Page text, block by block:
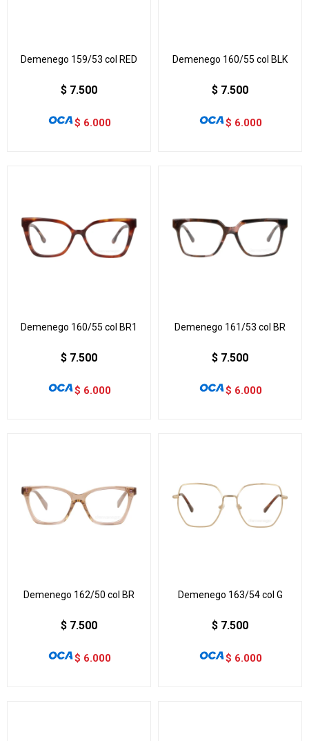
Demenego 159/53 col RED
$ 7.500
$ 6.000
Demenego 160/55 col BLK
$ 7.500
$ 6.000
Demenego 160/55 col BR1
$ 7.500
$ 6.000
Demenego 161/53 col BR
$ 7.500
$ 6.000
Demenego 162/50 col BR
$ 7.500
$ 6.000
Demenego 163/54 col G
$ 7.500
$ 6.000